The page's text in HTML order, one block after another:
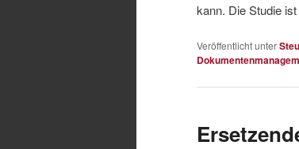
kann. Die Studie ist
Veröffentlicht unter